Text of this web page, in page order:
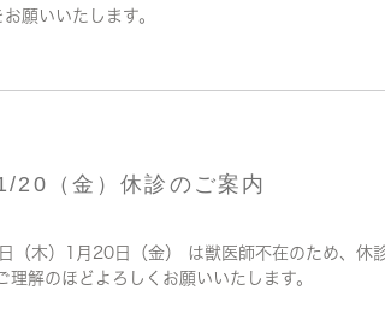
願いいたします。
20（金）休診のご案内
（木）1月20日（金） は獣医師不在のため、休
理解のほどよろしくお願いいたします。